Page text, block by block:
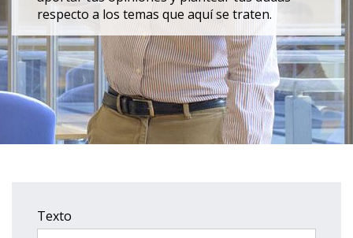
respecto a los temas que aquí se traten.
Texto